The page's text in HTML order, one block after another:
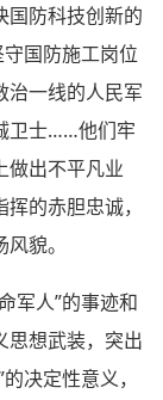
国防科技创新的
国防施工岗位
治一线的人民军
卫士……他们牢
做出不平凡业
的赤胆忠诚，
貌。
军人”的事迹和
思想武装，突出
决定性意义，